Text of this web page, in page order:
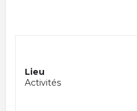
Lieu
Activités